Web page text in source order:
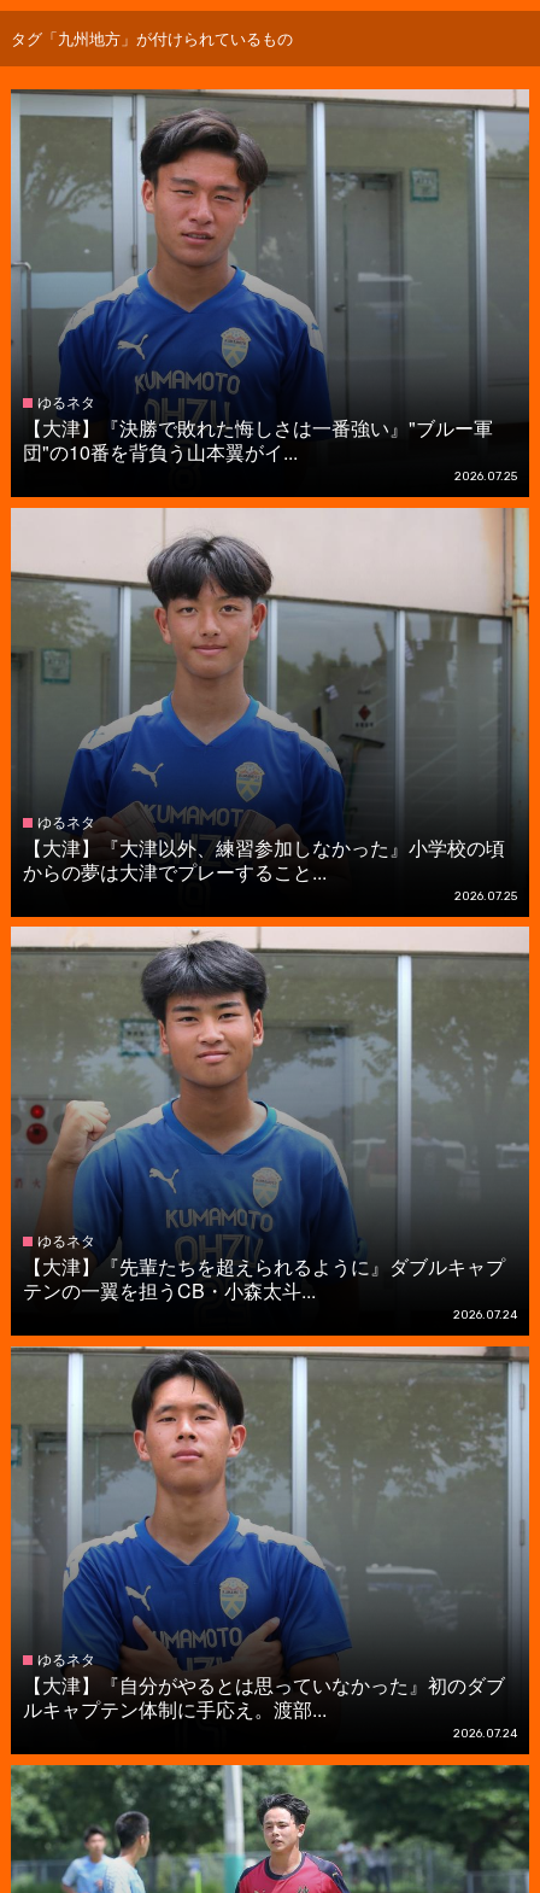
タグ「九州地方」が付けられているもの
ゆるネタ
【大津】『決勝で敗れた悔しさは一番強い』"ブルー軍
団"の10番を背負う山本翼がイ...
2026.07.25
ゆるネタ
【大津】『大津以外、練習参加しなかった』小学校の頃
からの夢は大津でプレーすること...
2026.07.25
ゆるネタ
【大津】『先輩たちを超えられるように』ダブルキャプ
テンの一翼を担うCB・小森太斗...
2026.07.24
ゆるネタ
【大津】『自分がやるとは思っていなかった』初のダブ
ルキャプテン体制に手応え。渡部...
2026.07.24